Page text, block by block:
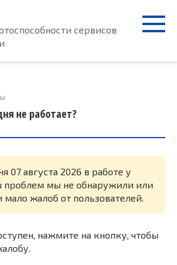
сервисов
не работает?
07 августа 2026 в работе у
проблем мы не обнаружили или
мало жалоб от пользователей.
нажмите на кнопку, чтобы